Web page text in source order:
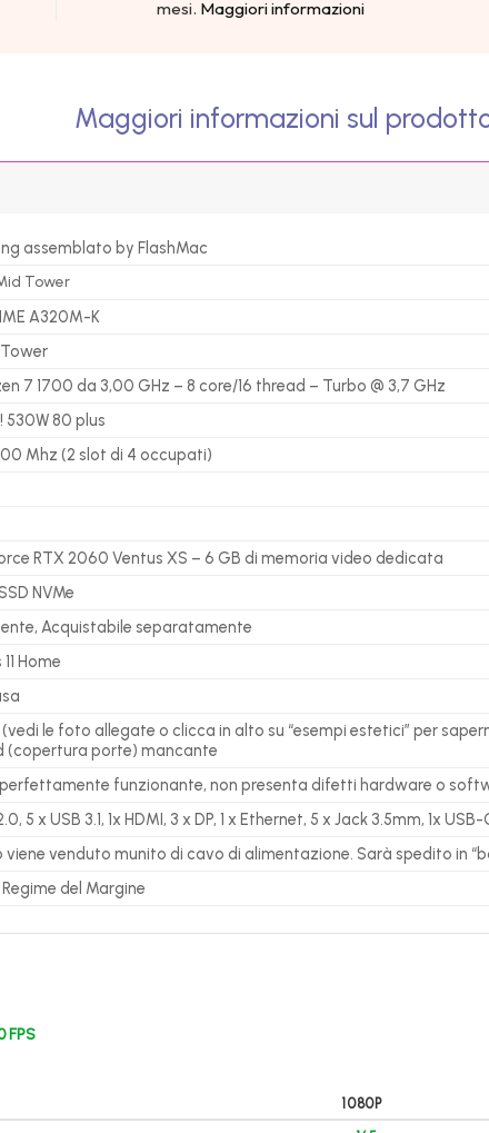
mesi. Maggiori informazioni
Maggiori informazioni sul
assemblato by FlashMac
Tower
A320M-K
7 1700 da 3,00 GHz – 8 core/16 thread – Turbo @ 3,7 GHz
530W 80 plus
Mhz (2 slot di 4 occupati)
RTX 2060 Ventus XS – 6 GB di memoria video dedicata
NVMe
Acquistabile separatamente
Home
le foto allegate o clicca in alto su “esempi estetici” per
(copertura porte) mancante
funzionante, non presenta difetti hardware o
5 x USB 3.1, 1x HDMI, 3 x DP, 1 x Ethernet, 5 x Jack 3.5mm, 1x USB-
viene venduto munito di cavo di alimentazione. Sarà spedito in
del Margine
FPS
1080P